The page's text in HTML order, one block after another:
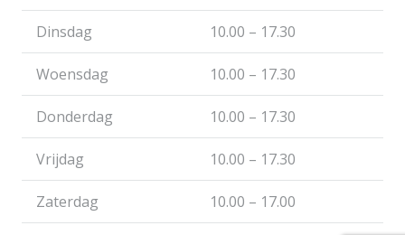
Dinsdag 10.00 – 17.30
Woensdag 10.00 – 17.30
Donderdag 10.00 – 17.30
Vrijdag 10.00 – 17.30
Zaterdag 10.00 – 17.00